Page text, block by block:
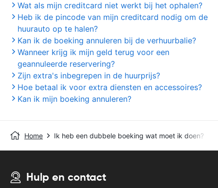
Wat als mijn creditcard niet werkt bij het ophalen?
Heb ik de pincode van mijn creditcard nodig om de
huurauto op te halen?
Kan ik de boeking annuleren bij de verhuurbalie?
Wanneer krijg ik mijn geld terug voor een
geannuleerde reservering?
Zijn extra's inbegrepen in de huurprijs?
Hoe betaal ik voor extra diensten en accessoires?
Kan ik mijn boeking annuleren?
Home Ik heb een dubbele boeking wat moet ik doen?
Hulp en contact